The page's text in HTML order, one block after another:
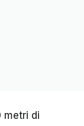
metri di